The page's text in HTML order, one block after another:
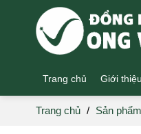
Trang chủ Giới thiệu
Trang chủ / Sản phẩm